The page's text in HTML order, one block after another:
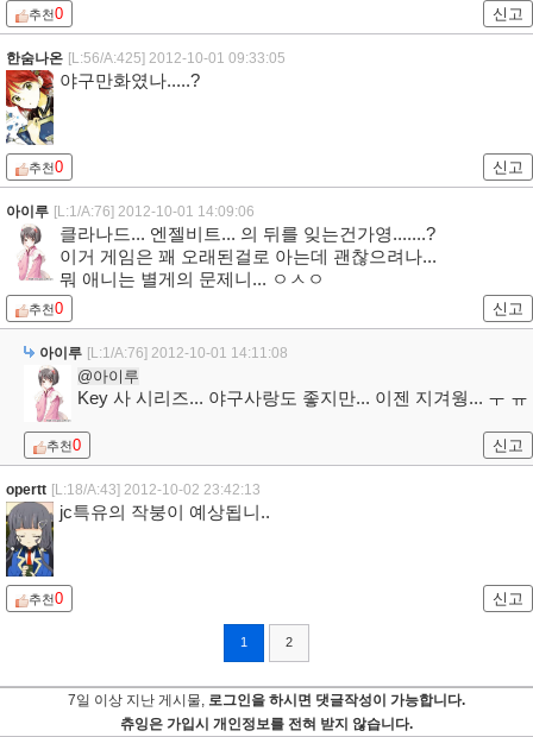
추천0 신고
한숨나온 [L:56/A:425] 2012-10-01 09:33:05
야구만화였나.....?
추천0 신고
아이루 [L:1/A:76] 2012-10-01 14:09:06
클라나드... 엔젤비트... 의 뒤를 잊는건가영.......?
이거 게임은 꽤 오래된걸로 아는데 괜찮으려나...
뭐 애니는 별게의 문제니... ㅇㅅㅇ
추천0 신고
아이루 [L:1/A:76] 2012-10-01 14:11:08
@아이루
Key 사 시리즈... 야구사랑도 좋지만... 이젠 지겨웡... ㅜ ㅠ
추천0 신고
opertt [L:18/A:43] 2012-10-02 23:42:13
jc특유의 작붕이 예상됩니..
추천0 신고
1 2
7일 이상 지난 게시물, 로그인을 하시면 댓글작성이 가능합니다.
츄잉은 가입시 개인정보를 전혀 받지 않습니다.